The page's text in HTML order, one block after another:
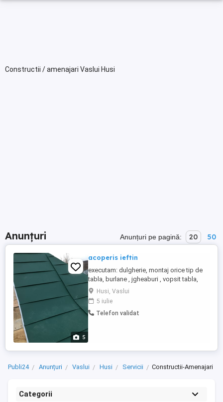
Constructii / amenajari Vaslui Husi
Anunțuri Anunțuri pe pagină: 20 50
5
acoperis ieftin
executam: dulgherie, montaj orice tip de
tabla, burlane , jgheaburi , vopsit tabla,
reparatii, cerem și oferim seriozitate.
Husi, Vaslui
5 iulie
Telefon validat
Publi24 Anunțuri Vaslui Husi Servicii Constructii-Amenajari
Categorii